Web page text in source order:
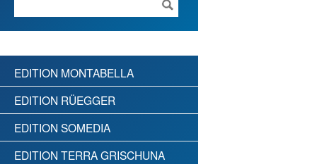
EDITION MONTABELLA
EDITION RÜEGGER
EDITION SOMEDIA
EDITION TERRA GRISCHUNA